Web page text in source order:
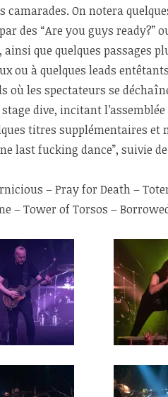
camarades. On notera
des “Are you guys ready?”
ainsi que quelques passages
ou à quelques leads
où les spectateurs se
stage dive, incitant
titres supplémentaires et
last fucking dance”, suivie
– Pray for Death –
– Tower of Torsos –